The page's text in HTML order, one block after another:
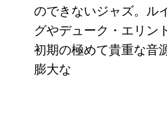
のできないジャズ。ル
グやデューク・エリン
初期の極めて貴重な音
膨大な